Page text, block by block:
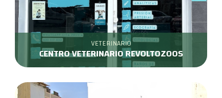
VETERINARIO
CENTRO VETERINARIO REVOLTOZOOS